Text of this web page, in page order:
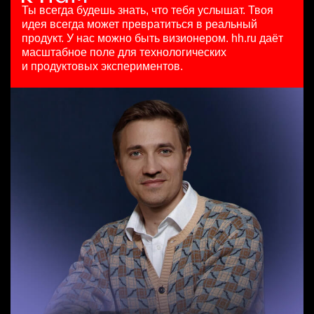
сегодня
150000 ₽
Ярославль
HeadHunter::Коммерческий департамент
125000 - 175000 ₽
Ярославль
Специалист телемаркетинга
HeadHunter::Телефонные продажи
29 июл. 2026
450000 ₽
Москва
Продуктовый маркетолог b2b, брендинговые продукты
HeadHunter::Департамент маркетинга
20 июл. 2026
з/п не указана
Москва
Ты всегда будешь знать, что тебя услышат. Твоя
идея всегда может превратиться в реальный
продукт. У нас можно быть визионером. hh.ru даёт
масштабное поле для технологических
и продуктовых экспериментов.